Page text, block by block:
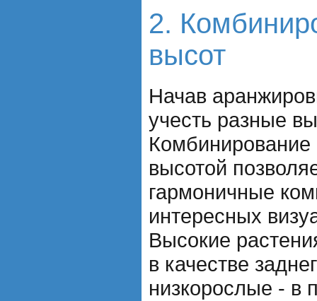
2.
высот
Начав
учесть разные
Комбинирование
высотой
гармоничные
интересных
Высокие
в качестве
низкорослые - в